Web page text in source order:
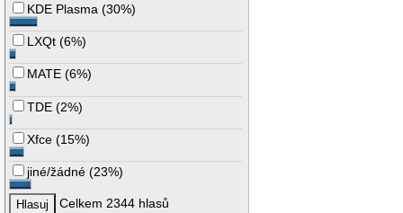
KDE Plasma (30%)
LXQt (6%)
MATE (6%)
TDE (2%)
Xfce (15%)
jiné/žádné (23%)
Celkem 2344 hlasů